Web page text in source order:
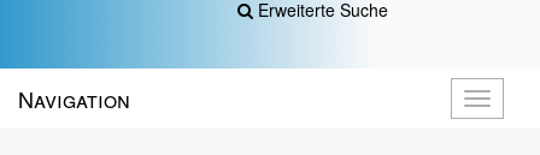
Erweiterte Suche
öffnen
Navigation